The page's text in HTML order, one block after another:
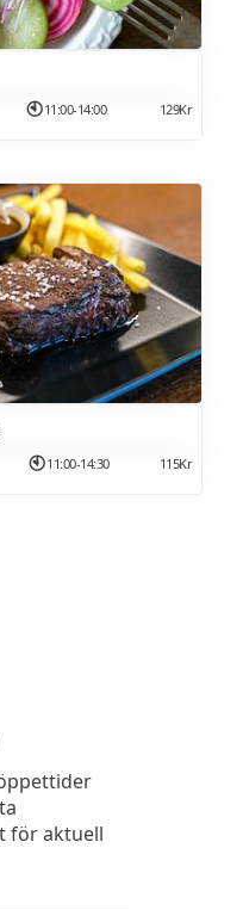
11:00-14:00 129Kr
11:00-14:30 115Kr
för aktuell